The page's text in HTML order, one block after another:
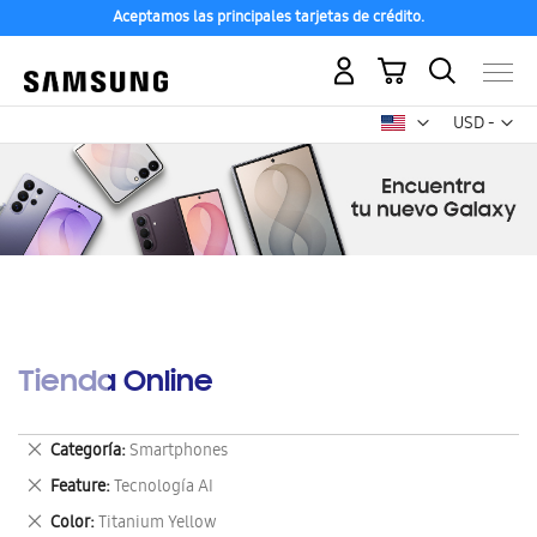
Aceptamos las principales tarjetas de crédito.
USD -
dólar
Mi carrito
Tienda Online
Categoría Smartphones
Eliminar
este
artículo
Feature Tecnología AI
Eliminar
este
Color Titanium Yellow
Eliminar